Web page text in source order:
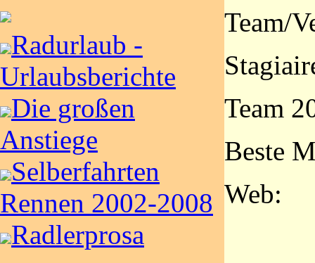
Radurlaub -
Urlaubsberichte
Die großen
Anstiege
Selberfahrten
Rennen 2002-2008
Radlerprosa
Team/
Team
Beste
Web: